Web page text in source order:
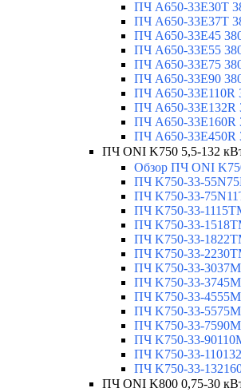
ПЧ A650-33E30T
ПЧ A650-33E37T
ПЧ A650-33E45
ПЧ A650-33E55
ПЧ A650-33E75
ПЧ A650-33E90
ПЧ A650-33E110R
ПЧ A650-33E132R
ПЧ A650-33E160R
ПЧ A650-33E450R
ПЧ ONI K750 5,5-132
Обзор ПЧ ONI
ПЧ K750-33-
ПЧ K750-33-
ПЧ K750-33-
ПЧ K750-33-
ПЧ K750-33-
ПЧ K750-33-
ПЧ K750-33-
ПЧ K750-33-
ПЧ K750-33-
ПЧ K750-33-
ПЧ K750-33-
ПЧ K750-33-
ПЧ K750-33-
ПЧ K750-33-
ПЧ ONI K800 0,75-30